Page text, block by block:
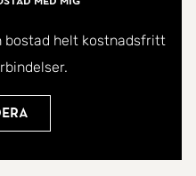
funktion, trivsel
blomstra och fritiden
ingår i köpet.
ert intresse för
bostad helt kostnadsfritt